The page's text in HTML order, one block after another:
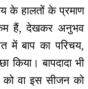
हालतों के प्रमाण
हैं, देखकर अनुभव
में बाप का परिचय,
किया। बापदादा भी
को वा इस सीजन को